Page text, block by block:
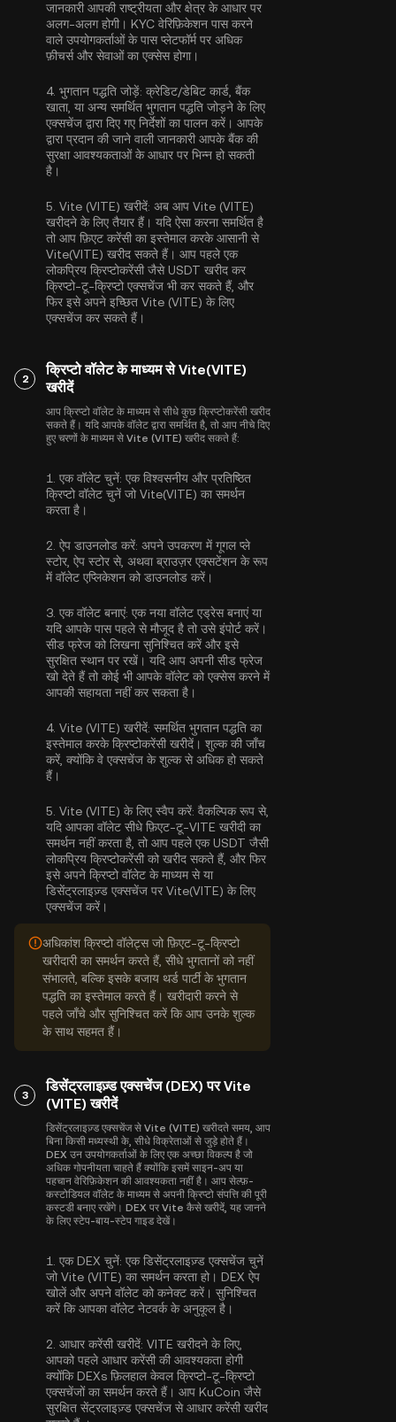
जानकारी आपकी राष्ट्रीयता और क्षेत्र के आधार पर
अलग-अलग होगी। KYC वेरिफ़िकेशन पास करने
वाले उपयोगकर्ताओं के पास प्लेटफॉर्म पर अधिक
फ़ीचर्स और सेवाओं का एक्सेस होगा।
4. भुगतान पद्धति जोड़ें: क्रेडिट/डेबिट कार्ड, बैंक
खाता, या अन्य समर्थित भुगतान पद्धति जोड़ने के लिए
एक्सचेंज द्वारा दिए गए निर्देशों का पालन करें। आपके
द्वारा प्रदान की जाने वाली जानकारी आपके बैंक की
सुरक्षा आवश्यकताओं के आधार पर भिन्न हो सकती
है।
5. Vite (VITE) खरीदें: अब आप Vite (VITE)
खरीदने के लिए तैयार हैं। यदि ऐसा करना समर्थित है
तो आप फ़िएट करेंसी का इस्तेमाल करके आसानी से
Vite(VITE) खरीद सकते हैं। आप पहले एक
लोकप्रिय क्रिप्टोकरेंसी जैसेUSDT खरीद कर
क्रिप्टो-टू-क्रिप्टो एक्सचेंज भी कर सकते हैं, और
फिर इसे अपने इच्छित Vite (VITE) के लिए
एक्सचेंज कर सकते हैं।
2
क्रिप्टो वॉलेट के माध्यम से Vite(VITE)
खरीदें
आप क्रिप्टो वॉलेट के माध्यम से सीधे कुछ क्रिप्टोकरेंसी खरीद
सकते हैं। यदि आपके वॉलेट द्वारा समर्थित है, तो आप नीचे दिए
हुए चरणों के माध्यम से Vite (VITE) खरीद सकते हैं:
1. एक वॉलेट चुनें: एक विश्वसनीय और प्रतिष्ठित
क्रिप्टो वॉलेट चुनें जो Vite(VITE) का समर्थन
करता है।
2. ऐप डाउनलोड करें: अपने उपकरण में गूगल प्ले
स्टोर, ऐप स्टोर से, अथवा ब्राउज़र एक्सटेंशन के रूप
में वॉलेट एप्लिकेशन को डाउनलोड करें।
3. एक वॉलेट बनाएं: एक नया वॉलेट एड्रेस बनाएं या
यदि आपके पास पहले से मौजूद है तो उसे इंपोर्ट करें।
सीड फ्रेज को लिखना सुनिश्चित करें और इसे
सुरक्षित स्थान पर रखें। यदि आप अपनी सीड फ्रेज
खो देते हैं तो कोई भी आपके वॉलेट को एक्सेस करने में
आपकी सहायता नहीं कर सकता है।
4. Vite (VITE) खरीदें: समर्थित भुगतान पद्धति का
इस्तेमाल करके क्रिप्टोकरेंसी खरीदें। शुल्क की जाँच
करें, क्योंकि वे एक्सचेंज के शुल्क से अधिक हो सकते
हैं।
5. Vite (VITE) के लिए स्वैप करें: वैकल्पिक रूप से,
यदि आपका वॉलेट सीधे फ़िएट-टू-VITE खरीदी का
समर्थन नहीं करता है, तो आप पहले एक USDT जैसी
लोकप्रिय क्रिप्टोकरेंसी को खरीद सकते हैं, और फिर
इसे अपने क्रिप्टो वॉलेट के माध्यम से या
डिसेंट्रलाइज़्ड एक्सचेंज पर Vite(VITE) के लिए
एक्सचेंज करें।
अधिकांश क्रिप्टो वॉलेट्स जो फ़िएट-टू-क्रिप्टो
खरीदारी का समर्थन करते हैं, सीधे भुगतानों को नहीं
संभालते, बल्कि इसके बजाय थर्ड पार्टी के भुगतान
पद्धति का इस्तेमाल करते हैं। खरीदारी करने से
पहले जाँचे और सुनिश्चित करें कि आप उनके शुल्क
के साथ सहमत हैं।
3
डिसेंट्रलाइज़्ड एक्सचेंज (DEX) पर Vite
(VITE) खरीदें
डिसेंट्रलाइज़्ड एक्सचेंज से Vite (VITE) खरीदते समय, आप
बिना किसी मध्यस्थी के, सीधे विक्रेताओं से जुड़े होते हैं।
DEX उन उपयोगकर्ताओं के लिए एक अच्छा विकल्प है जो
अधिक गोपनीयता चाहते हैं क्योंकि इसमें साइन-अप या
पहचान वेरिफ़िकेशन की आवश्यकता नहीं है। आप सेल्फ़-
कस्टोडियल वॉलेट के माध्यम से अपनी क्रिप्टो संपत्ति की पूरी
कस्टडी बनाए रखेंगे। DEX पर Vite कैसे खरीदें, यह जानने
के लिए स्टेप-बाय-स्टेप गाइड देखें।
1. एक DEX चुनें: एक डिसेंट्रलाइज़्ड एक्सचेंज चुनें
जो Vite (VITE) का समर्थन करता हो। DEX ऐप
खोलें और अपने वॉलेट को कनेक्ट करें। सुनिश्चित
करें कि आपका वॉलेट नेटवर्क के अनुकूल है।
2. आधार करेंसी खरीदें: VITE खरीदने के लिए,
आपको पहले आधार करेंसी की आवश्यकता होगी
क्योंकि DEXs फ़िलहाल केवल क्रिप्टो-टू-क्रिप्टो
एक्सचेंजों का समर्थन करते हैं। आप KuCoin जैसे
सुरक्षित सेंट्रलाइज़्ड एक्सचेंज सेआधार करेंसी खरीद